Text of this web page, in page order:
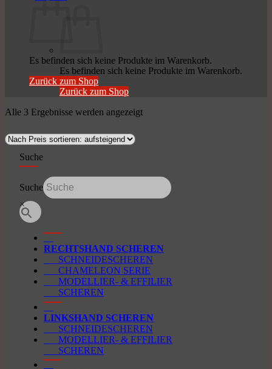
Es befinden sich keine Produkte im Warenkorb.
Zurück zum Shop
Es befinden sich keine Produkte im Warenkorb.
Zurück zum Shop
Alle 3 Ergebnisse werden angezeigtNach
Suche
Suche
×
RECHTSHAND SCHEREN
SCHNEIDESCHEREN
CHAMELEON SERIE
MODELLIER- & EFFILIER
SCHEREN
LINKSHAND SCHEREN
SCHNEIDESCHEREN
MODELLIER- & EFFILIER
SCHEREN